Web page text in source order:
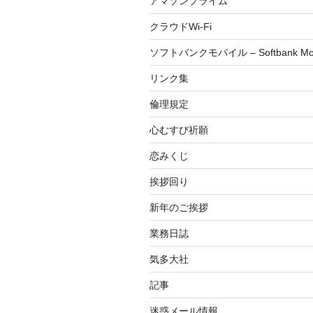
クラウドWi-Fi
ソフトバンクモバイル – Softbank
リンク集
倫理規定
心むすび祈願
恋みくじ
挨拶回り
新年のご挨拶
業務日誌
気多大社
記事
迷惑メール情報